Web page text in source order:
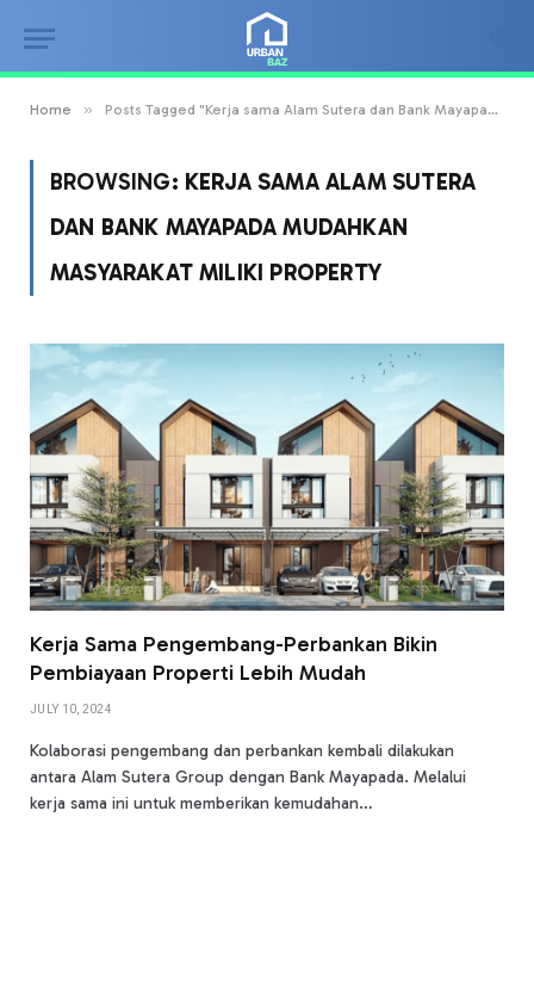
Home » Posts Tagged "Kerja sama Alam Sutera dan Bank Mayapada mudahkan masyarakat miliki property"
BROWSING: KERJA SAMA ALAM SUTERA
DAN BANK MAYAPADA MUDAHKAN
MASYARAKAT MILIKI PROPERTY
Kerja Sama Pengembang-Perbankan Bikin
Pembiayaan Properti Lebih Mudah
JULY 10, 2024
Kolaborasi pengembang dan perbankan kembali dilakukan
antara Alam Sutera Group dengan Bank Mayapada. Melalui
kerja sama ini untuk memberikan kemudahan…